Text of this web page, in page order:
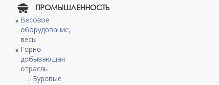
ПРОМЫШЛЕННОСТЬ
Весовое
оборудование,
весы
Горно-
добывающая
отрасль
Буровые